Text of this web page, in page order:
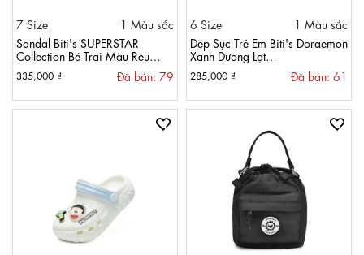
7 Size
1 Màu sắc
Sandal Biti's SUPERSTAR
Collection Bé Trai Màu Rêu
335,000 ₫ Đã bán: 79
6 Size
1 Màu sắc
Dép Sục Trẻ Em Biti's Doraemon
Xanh Dương Lợt
BEB007122XDL
285,000 ₫ Đã bán: 61